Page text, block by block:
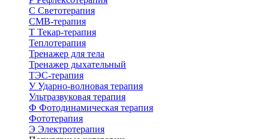
С Светотерапия
СМВ-терапия
Т Текар-терапия
Теплотерапия
Тренажер для тела
Тренажер дыхательный
ТЭС-терапия
УУдарно-волновая терапия
Ультразвуковая терапия
Ф Фотодинамическая терапия
Фототерапия
Э Электротерапия